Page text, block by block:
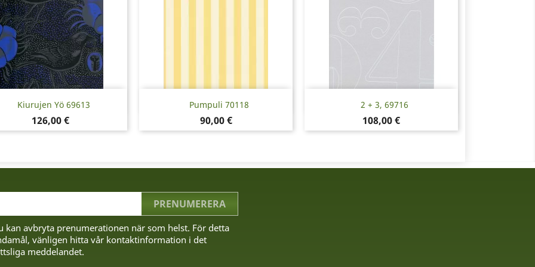
Kiurujen Yö 69613
Pris
126,00 €
Snabbvy Pumpuli 70118
Pris
90,00 €
Snabbvy 2 + 3, 69716
Pris
108,00 €
Snabbvy
kan avbryta prenumerationen när som helst. För detta
vänligen hitta vår kontaktinformation i det
meddelandet.